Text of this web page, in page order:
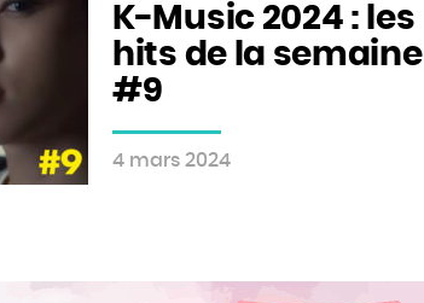
K-Music 2024 : les
hits de la semaine
#9
4 mars 2024